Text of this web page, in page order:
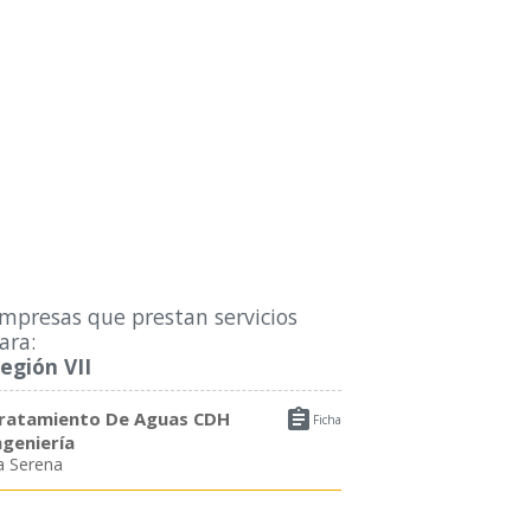
que prestan servicios
VII
 Ficha
De Aguas CDH
Serena